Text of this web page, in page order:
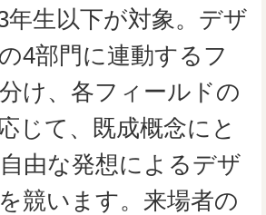
年生以下が対象。デザ
4部門に連動するフ
け、各フィールドの
じて、既成概念にと
由な発想によるデザ
競います。来場者の